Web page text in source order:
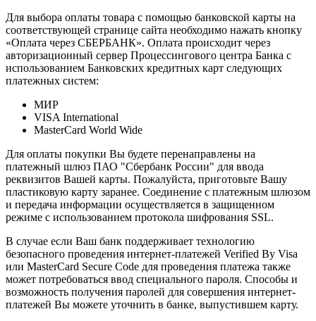
Для выбора оплаты товара с помощью банковской карты на
соответствующей странице сайта необходимо нажать кнопку
«Оплата через СБЕРБАНК». Оплата происходит через
авторизационный сервер Процессингового центра Банка с
использованием Банковских кредитных карт следующих
платежных систем:
МИР
VISA International
MasterCard World Wide
Для оплаты покупки Вы будете перенаправлены на
платежный шлюз ПАО "Сбербанк России" для ввода
реквизитов Вашей карты. Пожалуйста, приготовьте Вашу
пластиковую карту заранее. Соединение с платежным шлюзом
и передача информации осуществляется в защищенном
режиме с использованием протокола шифрования SSL.
В случае если Ваш банк поддерживает технологию
безопасного проведения интернет-платежей Verified By Visa
или MasterCard Secure Code для проведения платежа также
может потребоваться ввод специального пароля. Способы и
возможность получения паролей для совершения интернет-
платежей Вы можете уточнить в банке, выпустившем карту.